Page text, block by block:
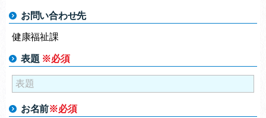
お問い合わせ先
健康福祉課
表題 ※必須
お名前※必須